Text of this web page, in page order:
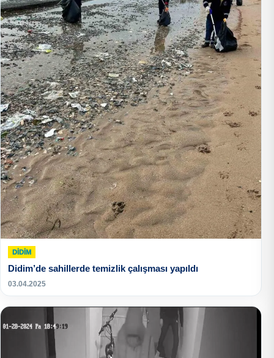
DIDIM
Didim’de sahillerde temizlik çalışması yapıldı
03.04.2025